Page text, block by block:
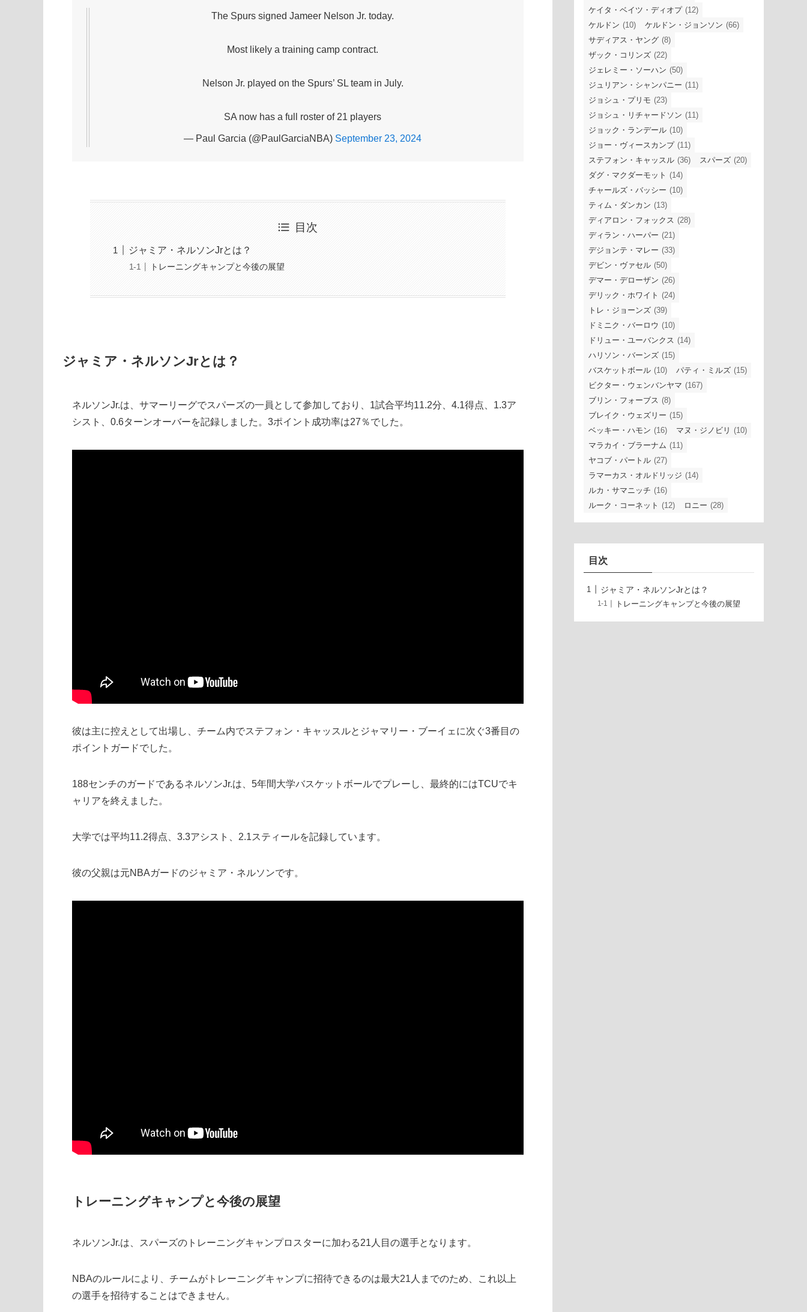
The Spurs signed Jameer Nelson Jr. today.
Most likely a training camp contract.
Nelson Jr. played on the Spurs’ SL team in July.
SA now has a full roster of 21 players
— Paul Garcia (@PaulGarciaNBA) September 23, 2024
目次
ジャミア・ネルソンJrとは？
トレーニングキャンプと今後の展望
ジャミア・ネルソンJrとは？
ネルソンJr.は、サマーリーグでスパーズの一員として参加しており、1試合平均11.2分、4.1得点、1.3ア
シスト、0.6ターンオーバーを記録しました。3ポイント成功率は27％でした。
彼は主に控えとして出場し、チーム内でステフォン・キャッスルとジャマリー・ブーイェに次ぐ3番目の
ポイントガードでした。
188センチのガードであるネルソンJr.は、5年間大学バスケットボールでプレーし、最終的にはTCUでキ
ャリアを終えました。
大学では平均11.2得点、3.3アシスト、2.1スティールを記録しています。
彼の父親は元NBAガードのジャミア・ネルソンです。
トレーニングキャンプと今後の展望
ネルソンJr.は、スパーズのトレーニングキャンプロスターに加わる21人目の選手となります。
NBAのルールにより、チームがトレーニングキャンプに招待できるのは最大21人までのため、これ以上
の選手を招待することはできません。
ケイタ・ベイツ・ディオプ (12)
ケルドン (10) ケルドン・ジョンソン (66)
サディアス・ヤング (8)
ザック・コリンズ (22)
ジェレミー・ソーハン (50)
ジュリアン・シャンパニー (11)
ジョシュ・プリモ (23)
ジョシュ・リチャードソン (11)
ジョック・ランデール (10)
ジョー・ヴィースカンプ (11)
ステフォン・キャッスル (36) スパーズ (20)
ダグ・マクダーモット (14)
チャールズ・バッシー (10)
ティム・ダンカン (13)
ディアロン・フォックス (28)
ディラン・ハーパー (21)
デジョンテ・マレー (33)
デビン・ヴァセル (50)
デマー・デローザン (26)
デリック・ホワイト (24)
トレ・ジョーンズ (39)
ドミニク・バーロウ (10)
ドリュー・ユーバンクス (14)
ハリソン・バーンズ (15)
バスケットボール (10) パティ・ミルズ (15)
ビクター・ウェンバンヤマ (167)
ブリン・フォーブス (8)
ブレイク・ウェズリー (15)
ベッキー・ハモン (16) マヌ・ジノビリ (10)
マラカイ・ブラーナム (11)
ヤコブ・パートル (27)
ラマーカス・オルドリッジ (14)
ルカ・サマニッチ (16)
ルーク・コーネット (12) ロニー (28)
目次
ジャミア・ネルソンJrとは？
トレーニングキャンプと今後の展望